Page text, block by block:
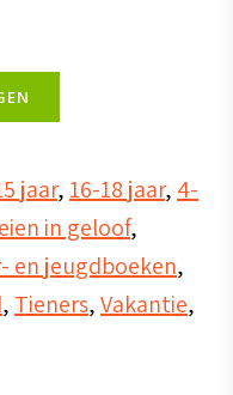
jaar, 16-18 jaar, 4-
in geloof,
en jeugdboeken,
, Tieners,Vakantie,